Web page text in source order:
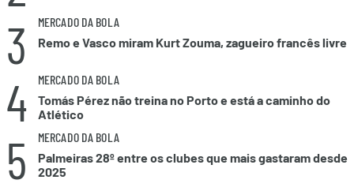
3
MERCADO DA BOLA
Remo e Vasco miram Kurt Zouma, zagueiro francês livre
4
MERCADO DA BOLA
Tomás Pérez não treina no Porto e está a caminho do
Atlético
5
MERCADO DA BOLA
Palmeiras 28º entre os clubes que mais gastaram desde
2025